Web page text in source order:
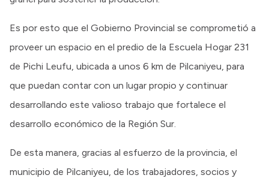
Es por esto que el Gobierno Provincial se comprometió a
proveer un espacio en el predio de la Escuela Hogar 231
de Pichi Leufu, ubicada a unos 6 km de Pilcaniyeu, para
que puedan contar con un lugar propio y continuar
desarrollando este valioso trabajo que fortalece el
desarrollo económico de la Región Sur.
De esta manera, gracias al esfuerzo de la provincia, el
municipio de Pilcaniyeu, de los trabajadores, socios y